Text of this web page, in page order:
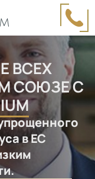
ВСЕХ
СОЮЗЕ С
в ЕС